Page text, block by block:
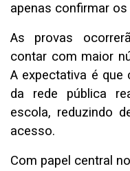
apenas confirmar
As provas
contar com maior
A expectativa é que
da rede pública
escola, reduzindo
acesso.
Com papel central